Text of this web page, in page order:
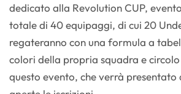
dedicato alla Revolution CUP,
totale di 40 equipaggi, di cui 20
regateranno con una formula a
colori della propria squadra e
questo evento, che verrà presentato